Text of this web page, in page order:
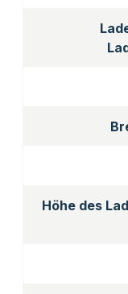
Höhe des